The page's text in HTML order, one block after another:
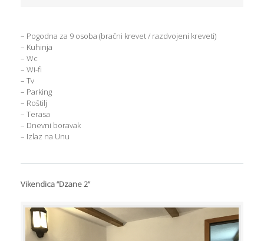
– Pogodna za 9 osoba (bračni krevet / razdvojeni kreveti)
– Kuhinja
– Wc
– Wi-fi
– Tv
– Parking
– Roštilj
– Terasa
– Dnevni boravak
– Izlaz na Unu
Vikendica “Dzane 2”